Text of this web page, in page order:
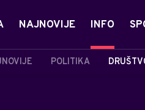
NAJNOVIJE INFO
POLITIKA